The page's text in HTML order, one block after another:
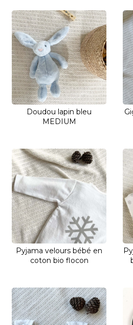
Doudou lapin bleu
MEDIUM
Pyjama velours bébé en
coton bio flocon